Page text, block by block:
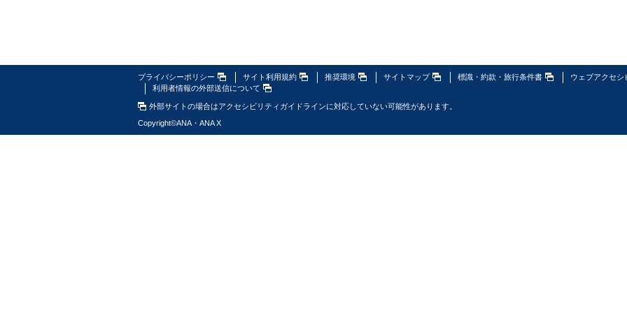
プライバシーポリシー サイト利用規約 推奨環境 サイトマップ 標識・約款・旅行条件書
ウェブアクセシ
利用者情報の外部送信について
外部サイトの場合はアクセシビリティガイドラインに対応していない可能性があります。
Copyright©ANA・ANA X